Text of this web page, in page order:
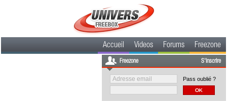
Accueil Videos Forums Freezone
Freezone S'inscrire
Pass oublié ?